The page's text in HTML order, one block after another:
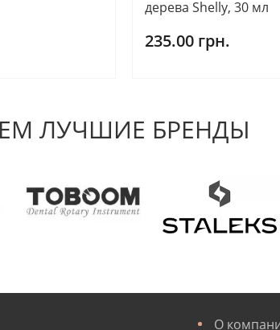
дерева Shelly, 30 мл
235.00 грн.
ЛУЧШИЕ БРЕНДЫ
О